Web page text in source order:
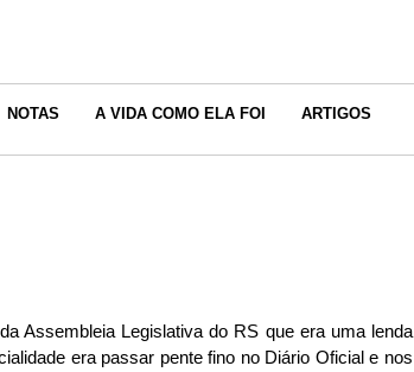
NOTAS A VIDA COMO ELA FOI ARTIGOS
Assembleia Legislativa do RS que era uma lenda
era passar pente fino no Diário Oficial e nos